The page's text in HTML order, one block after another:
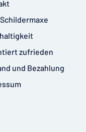
zufrieden
und Bezahlung